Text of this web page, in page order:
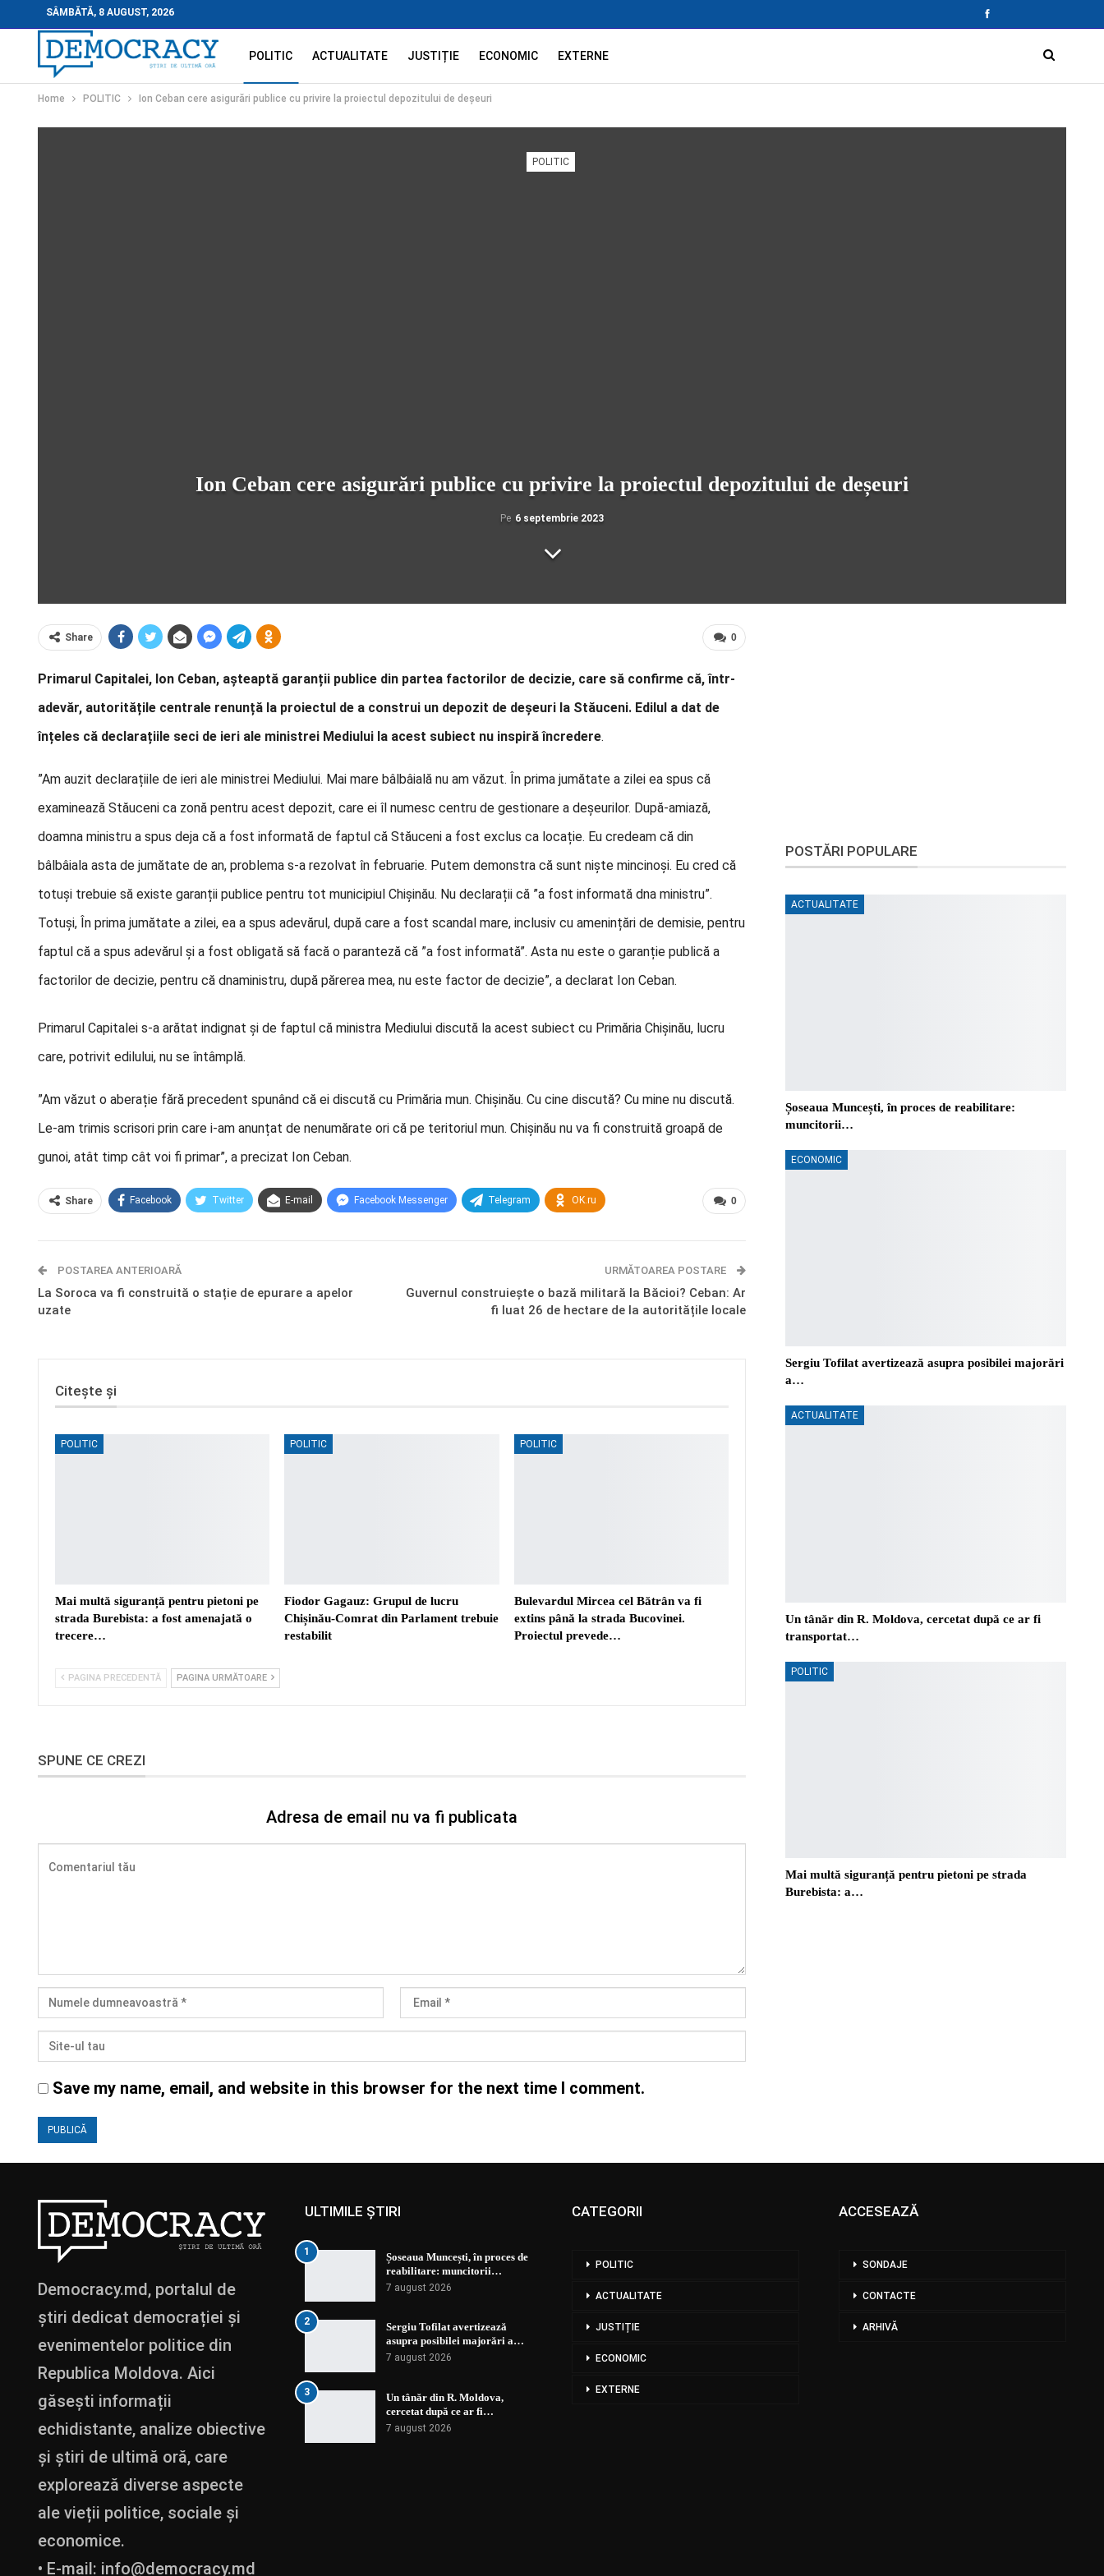
SÂMBĂTĂ, 8 AUGUST, 2026
POLITIC ACTUALITATE JUSTIȚIE ECONOMIC EXTERNE
Home POLITIC Ion Ceban cere asigurări publice cu privire la proiectul depozitului de deșeuri
POLITIC
Ion Ceban cere asigurări publice cu privire la proiectul depozitului de deșeuri
Pe 6 septembrie 2023
0
Share
Primarul Capitalei, Ion Ceban, așteaptă garanții publice din partea factorilor de decizie, care să confirme că, într-
adevăr, autoritățile centrale renunță la proiectul de a construi un depozit de deșeuri la Stăuceni. Edilul a dat de
înțeles că declarațiile seci de ieri ale ministrei Mediului la acest subiect nu inspiră încredere.
”Am auzit declarațiile de ieri ale ministrei Mediului. Mai mare bâlbâială nu am văzut. În prima jumătate a zilei ea spus că
examinează Stăuceni ca zonă pentru acest depozit, care ei îl numesc centru de gestionare a deșeurilor. După-amiază,
doamna ministru a spus deja că a fost informată de faptul că Stăuceni a fost exclus ca locație. Eu credeam că din
bâlbâiala asta de jumătate de an, problema s-a rezolvat în februarie. Putem demonstra că sunt niște mincinoși. Eu cred că
totuși trebuie să existe garanții publice pentru tot municipiul Chișinău. Nu declarații că ”a fost informată dna ministru”.
Totuși, În prima jumătate a zilei, ea a spus adevărul, după care a fost scandal mare, inclusiv cu amenințări de demisie, pentru
faptul că a spus adevărul și a fost obligată să facă o paranteză că ”a fost informată”. Asta nu este o garanție publică a
factorilor de decizie, pentru că dnaministru, după părerea mea, nu este factor de decizie”, a declarat Ion Ceban.
Primarul Capitalei s-a arătat indignat și de faptul că ministra Mediului discută la acest subiect cu Primăria Chișinău, lucru
care, potrivit edilului, nu se întâmplă.
”Am văzut o aberație fără precedent spunând că ei discută cu Primăria mun. Chișinău. Cu cine discută? Cu mine nu discută.
Le-am trimis scrisori prin care i-am anunțat de nenumărate ori că pe teritoriul mun. Chișinău nu va fi construită groapă de
gunoi, atât timp cât voi fi primar”, a precizat Ion Ceban.
0
Share Facebook Twitter E-mail Facebook Messenger Telegram OK.ru
POSTAREA ANTERIOARĂ
La Soroca va fi construită o stație de epurare a apelor
uzate
URMĂTOAREA POSTARE
Guvernul construiește o bază militară la Băcioi? Ceban: Ar
fi luat 26 de hectare de la autoritățile locale
Citește și
POLITIC
Mai multă siguranță pentru pietoni pe
strada Burebista: a fost amenajată o
trecere…
POLITIC
Fiodor Gagauz: Grupul de lucru
Chișinău-Comrat din Parlament trebuie
restabilit
POLITIC
Bulevardul Mircea cel Bătrân va fi
extins până la strada Bucovinei.
Proiectul prevede…
PAGINA PRECEDENTĂ PAGINA URMĂTOARE
SPUNE CE CREZI
Adresa de email nu va fi publicata
Save my name, email, and website in this browser for the next time I comment.
POSTĂRI POPULARE
ACTUALITATE
Șoseaua Muncești, în proces de reabilitare:
muncitorii…
ECONOMIC
Sergiu Tofilat avertizează asupra posibilei majorări
a…
ACTUALITATE
Un tânăr din R. Moldova, cercetat după ce ar fi
transportat…
POLITIC
Mai multă siguranță pentru pietoni pe strada
Burebista: a…
Democracy.md, portalul de
știri dedicat democrației și
evenimentelor politice din
Republica Moldova. Aici
găsești informații
echidistante, analize obiective
și știri de ultimă oră, care
explorează diverse aspecte
ale vieții politice, sociale și
economice.
• E-mail: info@democracy.md
ULTIMILE ȘTIRI
1
Șoseaua Muncești, în proces de
reabilitare: muncitorii…
7 august 2026
2
Sergiu Tofilat avertizează
asupra posibilei majorări a…
7 august 2026
3
Un tânăr din R. Moldova,
cercetat după ce ar fi…
7 august 2026
CATEGORII
POLITIC
ACTUALITATE
JUSTIȚIE
ECONOMIC
EXTERNE
ACCESEAZĂ
SONDAJE
CONTACTE
ARHIVĂ